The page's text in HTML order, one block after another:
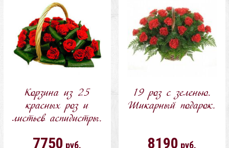
Корзина из 25
красных роз и
листьев аспидистры.
7750 руб.
19 роз с зеленью.
Шикарный подарок.
8190 руб.